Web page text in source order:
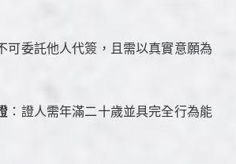
可委託他人代簽，且需以真實意願為
：證人需年滿二十歲並具完全行為能